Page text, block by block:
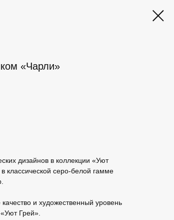
«Чарли»
дизайнов в коллекции «Уют
классической серо-белой гамме
и художественный уровень
Грей».